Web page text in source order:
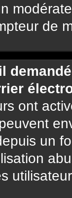
de
ont
un